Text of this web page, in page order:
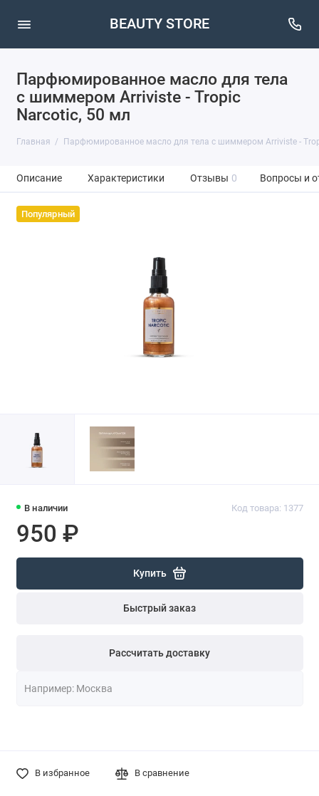
BEAUTY STORE
Парфюмированное масло для тела
с шиммером Arriviste - Tropic
Narcotic, 50 мл
Главная Парфюмированное масло для тела с шиммером Arriviste -
Описание Характеристики Отзывы 0 Вопросы и
Популярный
В наличии Код товара: 1377
950 ₽
Купить
Быстрый заказ
Рассчитать доставку
В избранное В сравнение